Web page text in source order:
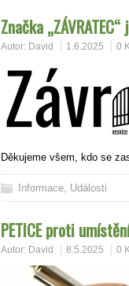
Značka
Autor: David 1.6.2025 0
Děkujeme všem, kdo se
Informace Události
PETICE proti
Autor: David 8.5.2025 0